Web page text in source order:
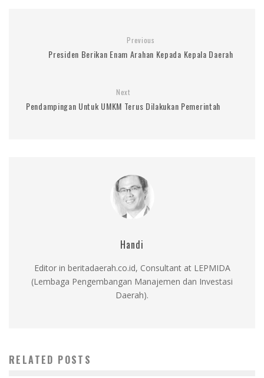
Previous
Presiden Berikan Enam Arahan Kepada Kepala Daerah
Next
Pendampingan Untuk UMKM Terus Dilakukan Pemerintah
Handi
Editor in beritadaerah.co.id, Consultant at LEPMIDA
(Lembaga Pengembangan Manajemen dan Investasi
Daerah).
RELATED POSTS